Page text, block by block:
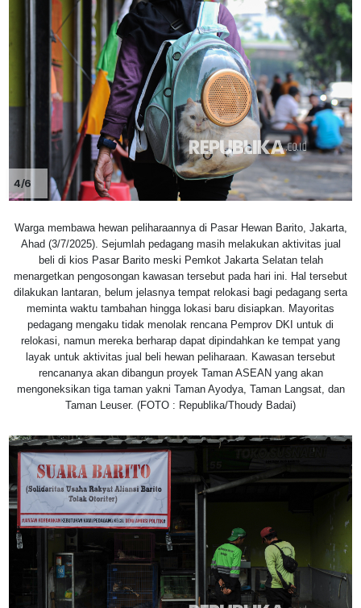
4/6
Warga membawa hewan peliharaannya di Pasar Hewan Barito, Jakarta,
Ahad (3/7/2025). Sejumlah pedagang masih melakukan aktivitas jual
beli di kios Pasar Barito meski Pemkot Jakarta Selatan telah
menargetkan pengosongan kawasan tersebut pada hari ini. Hal tersebut
dilakukan lantaran, belum jelasnya tempat relokasi bagi pedagang serta
meminta waktu tambahan hingga lokasi baru disiapkan. Mayoritas
pedagang mengaku tidak menolak rencana Pemprov DKI untuk di
relokasi, namun mereka berharap dapat dipindahkan ke tempat yang
layak untuk aktivitas jual beli hewan peliharaan. Kawasan tersebut
rencananya akan dibangun proyek Taman ASEAN yang akan
mengoneksikan tiga taman yakni Taman Ayodya, Taman Langsat, dan
Taman Leuser. (FOTO : Republika/Thoudy Badai)